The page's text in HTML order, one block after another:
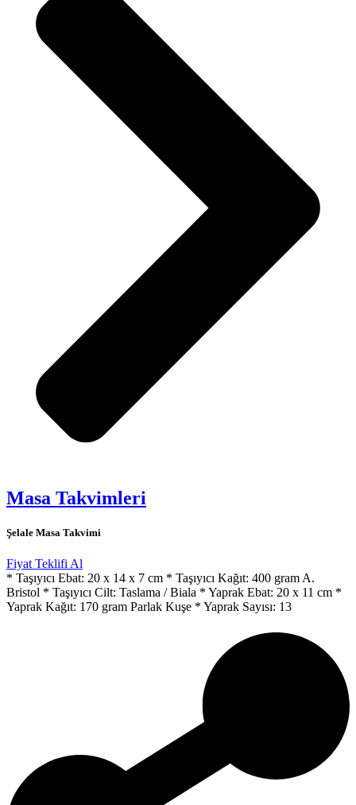
Masa Takvimleri
Şelale Masa Takvimi
Fiyat Teklifi Al
* Taşıyıcı Ebat: 20 x 14 x 7 cm * Taşıyıcı Kağıt: 400 gram A.
Bristol * Taşıyıcı Cilt: Taslama / Biala * Yaprak Ebat: 20 x 11 cm *
Yaprak Kağıt: 170 gram Parlak Kuşe * Yaprak Sayısı: 13